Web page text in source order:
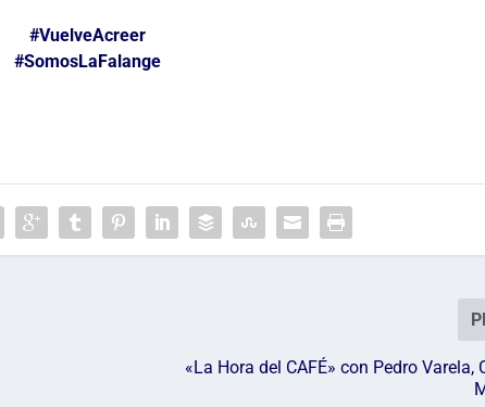
#VuelveAcreer
#SomosLaFalange
«La Hora del CAFÉ» con Pedro Varela,